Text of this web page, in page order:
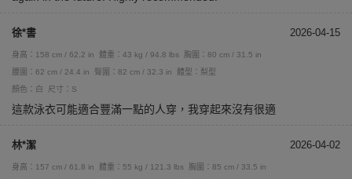
徐*書 2026-04-15
身高：158 cm / 62.2 in 體重：43 kg / 94.8 lbs
胸圍：80 cm / 31.5 in
腰圍：62 cm / 24.4 in
臀圍：82 cm / 32.3 in
體型：梨型
顏色：白
尺寸：S
這款泳衣可能適合豐滿一點的人穿，我穿起來沒有很適
林*潔 2026-04-02
身高：157 cm / 61.8 in 體重：55 kg / 121.3 lbs
胸圍：85 cm / 33.5 in